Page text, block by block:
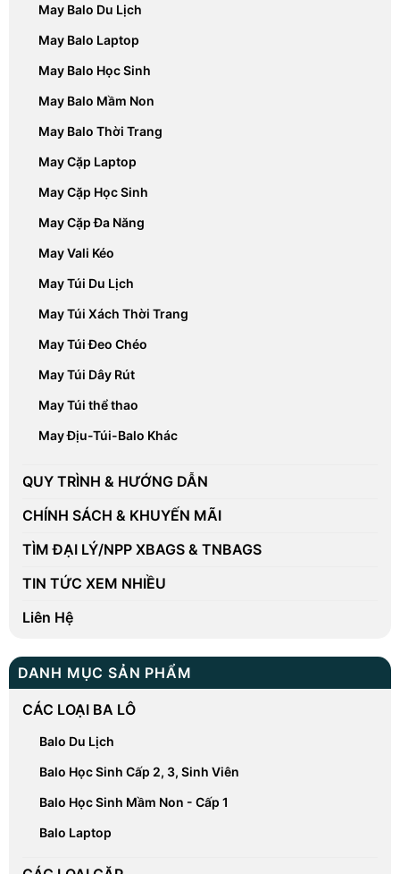
May Balo Du Lịch
May Balo Laptop
May Balo Học Sinh
May Balo Mầm Non
May Balo Thời Trang
May Cặp Laptop
May Cặp Học Sinh
May Cặp Đa Năng
May Vali Kéo
May Túi Du Lịch
May Túi Xách Thời Trang
May Túi Đeo Chéo
May Túi Dây Rút
May Túi thể thao
May Địu-Túi-Balo Khác
QUY TRÌNH & HƯỚNG DẪN
CHÍNH SÁCH & KHUYẾN MÃI
TÌM ĐẠI LÝ/NPP XBAGS & TNBAGS
TIN TỨC XEM NHIỀU
Liên Hệ
DANH MỤC SẢN PHẨM
CÁC LOẠI BA LÔ
Balo Du Lịch
Balo Học Sinh Cấp 2, 3, Sinh Viên
Balo Học Sinh Mầm Non - Cấp 1
Balo Laptop